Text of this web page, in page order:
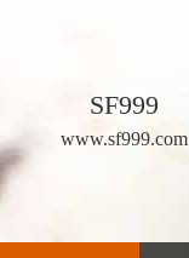
SF999
www.sf999.com